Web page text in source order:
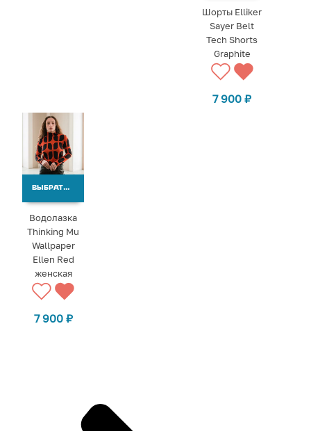
Шорты Elliker
Sayer Belt
Tech Shorts
Graphite
7 900₽
ВЫБРАТЬ ВАРИАНТЫ
Водолазка
Thinking Mu
Wallpaper
Ellen Red
женская
7 900 ₽